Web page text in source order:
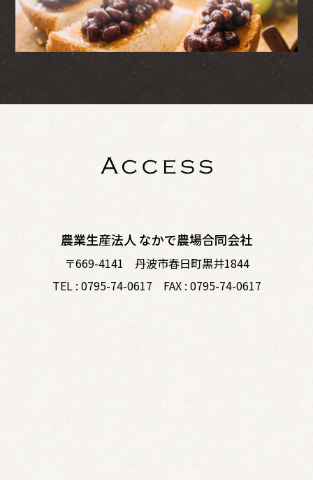
農業生産法人 なかで農場合同会社
〒669-4141 丹波市春日町黒井1844
TEL : 0795-74-0617 FAX : 0795-74-0617